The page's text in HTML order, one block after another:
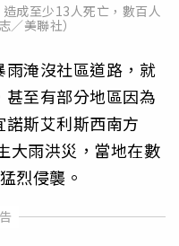
成至少13人死亡，數百人
／美聯社）
淹沒社區道路，就
至有部分地區因為
斯艾利斯西南方
大雨洪災，當地在數
烈侵襲。